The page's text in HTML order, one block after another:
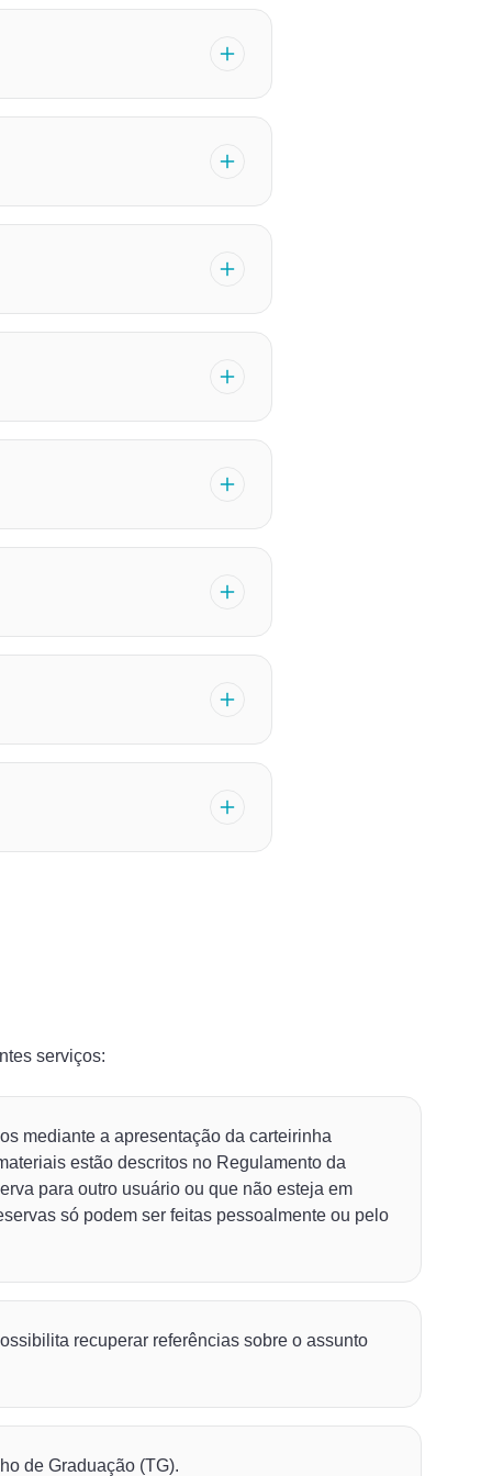
serviços:
mediante a apresentação da carteirinha
estão descritos no Regulamento da
para outro usuário ou que não esteja em
só podem ser feitas pessoalmente ou pelo
recuperar referências sobre o assunto
de Graduação (TG).